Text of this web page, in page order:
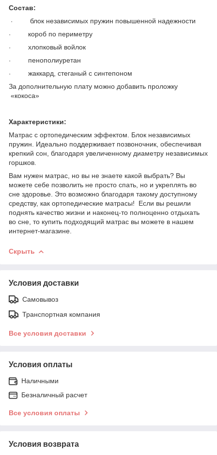
Состав:
· блок независимых пружин повышенной надежности
· короб по периметру
· хлопковый войлок
· пенополиуретан
·
жаккард, стеганый с синтепоном
За дополнительную плату можно добавить проложку
«кокоса»
Характеристики:
Матрас с ортопедическим эффектом. Блок независимых
пружин. Идеально поддерживает позвоночник, обеспечивая
крепкий сон, благодаря увеличенному диаметру независимых
горшков.
Вам нужен матрас, но вы не знаете какой выбрать? Вы
можете себе позволить не просто спать, но и укреплять во
сне здоровье. Это возможно благодаря такому доступному
средству, как ортопедические матрасы! Если вы решили
поднять качество жизни и наконец-то полноценно отдыхать
во сне, то купить подходящий матрас вы можете в нашем
интернет-магазине.
Скрыть
Условия доставки
Самовывоз
Транспортная компания
Все условия доставки
Условия оплаты
Наличными
Безналичный расчет
Все условия оплаты
Условия возврата